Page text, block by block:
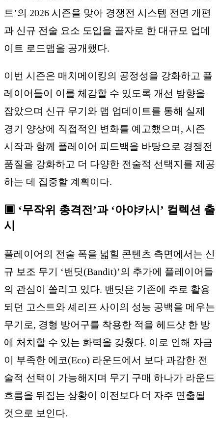
트’의 2026 시즌을 맞아 경쟁전 시스템 전면 개편
과 신규 전술 요소 도입을 골자로 한 대규모 업데
이트 로드맵을 공개했다.
이번 시즌은 매치메이킹의 공정성을 강화하고 플
레이어들이 이를 체감할 수 있도록 개선 방향을
잡았으며 신규 무기와 맵 업데이트를 통해 실제
경기 양상에 직접적인 변화를 예고했으며, 시즌
시작과 함께 플레이어 피드백을 바탕으로 경쟁전
품질을 강화하고 더 다양한 전술적 선택지를 제공
하는 데 집중할 계획이다.
▣ ‘무작위 총격전’과 ‘아야카시’ 컬렉션 출
시
플레이어의 전술 폭을 넓힐 콘텐츠 측면에서는 신
규 보조 무기 ‘밴딧(Bandit)’의 추가에 플레이어들
의 관심이 쏠리고 있다. 밴딧은 기존에 주로 활용
되던 고스트와 셰리프 사이의 성능 공백을 메우는
무기로, 경형 방어구를 착용한 적을 헤드샷 한 방
에 처치할 수 있는 화력을 갖췄다. 이로 인해 자금
이 부족한 에코(Eco) 라운드에서 보다 과감한 전
술적 선택이 가능해지며 무기 구매 하나가 라운드
흐름을 뒤집는 상황이 이전보다 더 자주 연출될
것으로 보인다.